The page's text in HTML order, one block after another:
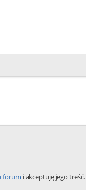
forum i akceptuję jego treść.